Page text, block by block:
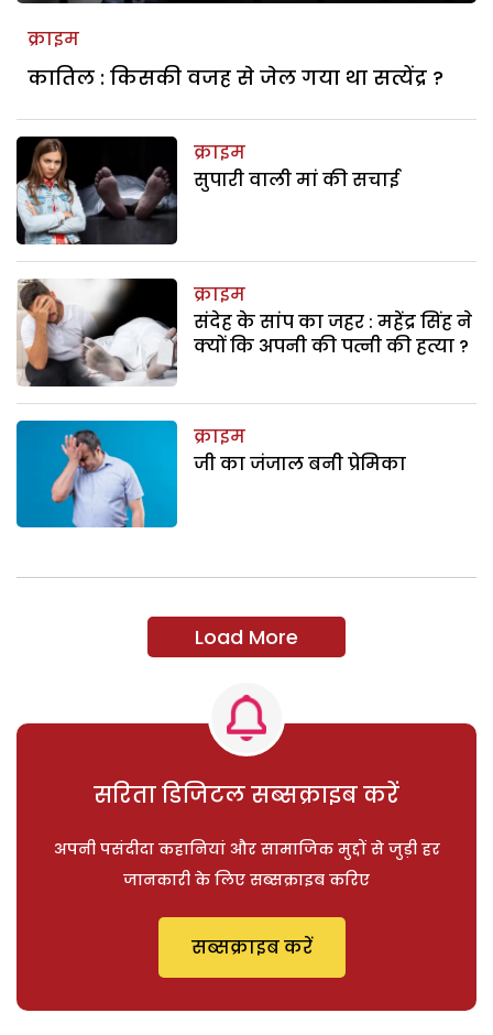
क्राइम
कातिल : किसकी वजह से जेल गया था सत्येंद्र ?
क्राइम
सुपारी वाली मां की सचाई
क्राइम
संदेह के सांप का जहर : महेंद्र सिंह ने
क्यों कि अपनी की पत्नी की हत्या ?
क्राइम
जी का जंजाल बनी प्रेमिका
Load More
सरिता डिजिटल सब्सक्राइब करें
अपनी पसंदीदा कहानियां और सामाजिक मुद्दों से जुड़ी हर
जानकारी के लिए सब्सक्राइब करिए
सब्सक्राइब करें